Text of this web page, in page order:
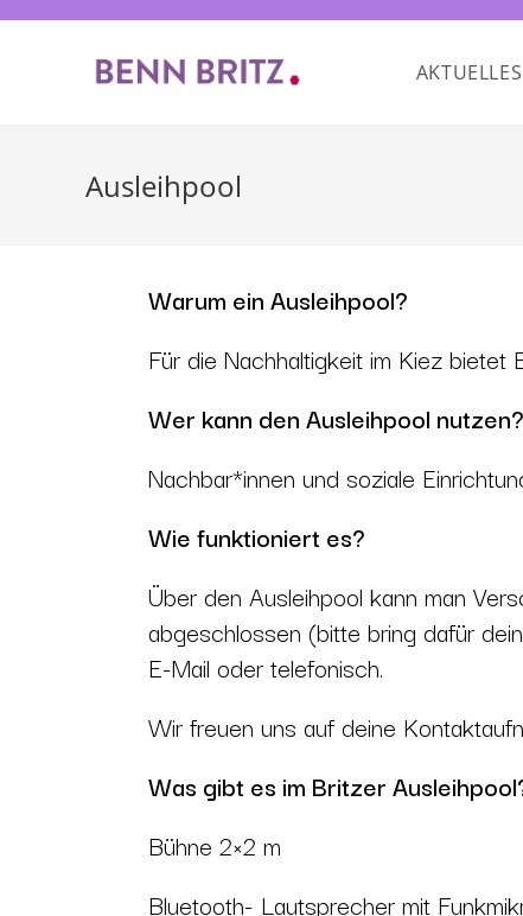
AKTUELLES
Ausleihpool
Warum ein Ausleihpool?
Für die Nachhaltigkeit im Kiez bietet
Wer kann den Ausleihpool nutzen?
Nachbar*innen und soziale
Wie funktioniert es?
Über den Ausleihpool kann man
abgeschlossen (bitte bring dafür
E-Mail oder telefonisch.
Wir freuen uns auf deine
Was gibt es im Britzer
Bühne 2×2 m
Bluetooth- Lautsprecher mit